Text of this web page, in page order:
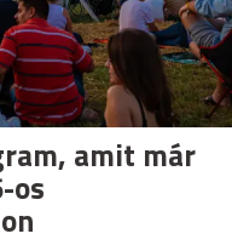
amit már
os